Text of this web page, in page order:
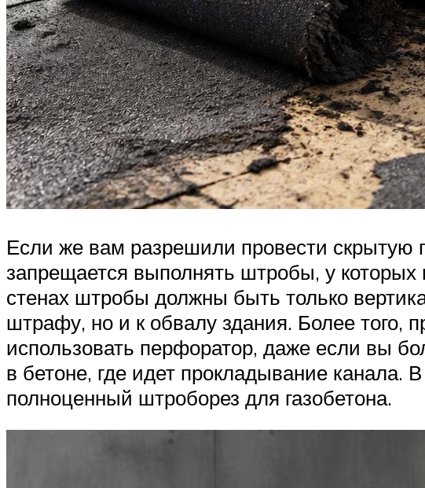
Если же вам разрешили провести скрытую
запрещается выполнять штробы, у
стенах штробы должны быть только
штрафу, но и к обвалу здания. Более того,
использовать перфоратор, даже если вы
в бетоне, где идет прокладывание канала.
полноценный штроборез для газобетона.